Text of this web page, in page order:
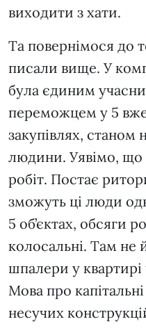
виходити з хати.
Та повернімося до
писали вище. У
була єдиним
переможцем у 5
закупівлях, станом
людини. Уявімо, що
робіт. Постає
зможуть ці люди
5 об’єктах, обсяги
колосальні. Там не
шпалери у квартирі
Мова про
несучих